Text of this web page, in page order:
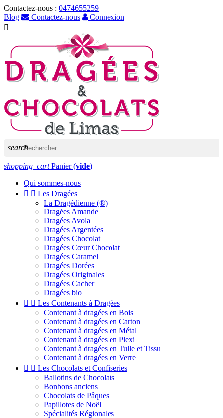
Contactez-nous : 0474655259
Blog
Contactez-nous
Connexion

search
shopping_cart Panier (vide)
Qui sommes-nous
  Les Dragées
La Dragédienne (®)
Dragées Amande
Dragées Avola
Dragées Argentées
Dragées Chocolat
Dragées Cœur Chocolat
Dragées Caramel
Dragées Dorées
Dragées Originales
Dragées Cacher
Dragées bio
  Les Contenants à Dragées
Contenant à dragées en Bois
Contenant à dragées en Carton
Contenant à dragées en Métal
Contenant à dragées en Plexi
Contenant à dragées en Tulle et Tissu
Contenant à dragées en Verre
  Les Chocolats et Confiseries
Ballotins de Chocolats
Bonbons anciens
Chocolats de Pâques
Papillotes de Noël
Spécialités Régionales